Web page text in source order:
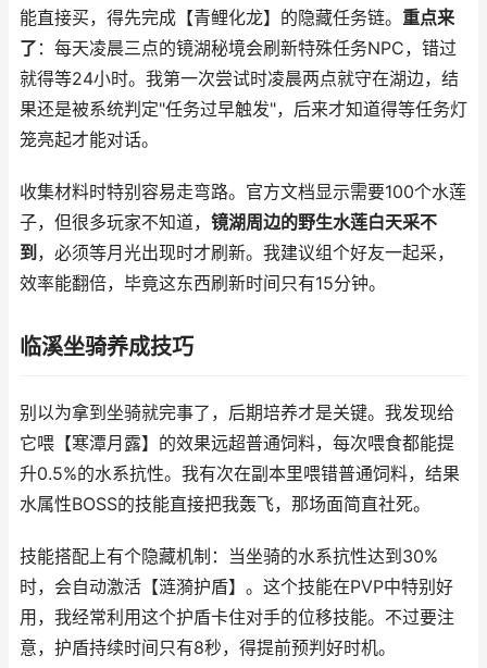
能直接买，得先完成【青鲤化龙】的隐藏任务链。 重点来
了 ：每天凌晨三点的镜湖秘境会刷新特殊任务NPC，错过
就得等24小时。我第一次尝试时凌晨两点就守在湖边，结
果还是被系统判定"任务过早触发"，后来才知道得等任务灯
笼亮起才能对话。
收集材料时特别容易走弯路。官方文档显示需要100个水莲
子，但很多玩家不知道， 镜湖周边的野生水莲白天采不
到 ，必须等月光出现时才刷新。我建议组个好友一起采，
效率能翻倍，毕竟这东西刷新时间只有15分钟。
临溪坐骑养成技巧
别以为拿到坐骑就完事了，后期培养才是关键。我发现给
它喂【寒潭月露】的效果远超普通饲料，每次喂食都能提
升0.5%的水系抗性。我有次在副本里喂错普通饲料，结果
水属性BOSS的技能直接把我轰飞，那场面简直社死。
技能搭配上有个隐藏机制：当坐骑的水系抗性达到30%
时，会自动激活【涟漪护盾】。这个技能在PVP中特别好
用，我经常利用这个护盾卡住对手的位移技能。不过要注
意，护盾持续时间只有8秒，得提前预判好时机。